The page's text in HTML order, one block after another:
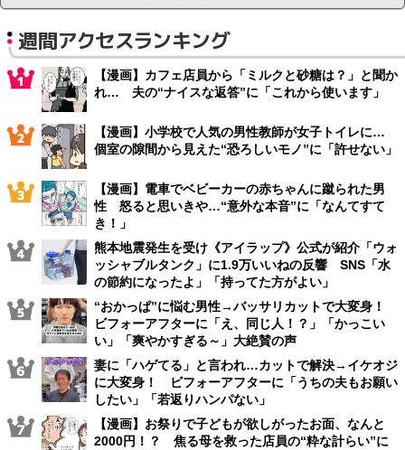
週間アクセスランキング
【漫画】カフェ店員から「ミルクと砂糖は？」と聞か
れ… 夫の“ナイスな返答”に「これから使います」
【漫画】小学校で人気の男性教師が女子トイレに…
個室の隙間から見えた“恐ろしいモノ”に「許せない」
【漫画】電車でベビーカーの赤ちゃんに蹴られた男
性 怒ると思いきや…“意外な本音”に「なんてすて
き！」
熊本地震発生を受け《アイラップ》公式が紹介「ウォ
ッシャブルタンク」に1.9万いいねの反響 SNS「水
の節約になったよ」「持ってた方がよい」
“おかっぱ”に悩む男性→バッサリカットで大変身！
ビフォーアフターに「え、同じ人！？」「かっこい
い」「爽やかすぎる～」大絶賛の声
妻に「ハゲてる」と言われ…カットで解決→イケオジ
に大変身！ ビフォーアフターに「うちの夫もお願い
したい」「若返りハンパない」
【漫画】お祭りで子どもが欲しがったお面、なんと
2000円！？ 焦る母を救った店員の“粋な計らい”に